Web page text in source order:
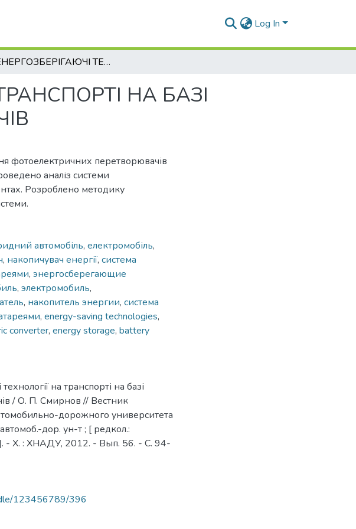
Log In
ЕНЕРГОЗБЕРІГАЮЧІ ТЕХНОЛОГІЇ НА ТРАНСПОРТІ НА БАЗІ ФОТОЕЛЕКТРИЧНИХ ПЕРЕТВОРЮВАЧІВ
НА БАЗІ
фотоелектричних перетворювачів
аналіз системи
Розроблено методику
автомобіль, електромобіль,
, накопичувач енергії, система
, энергосберегающие
, электромобиль,
, накопитель энергии, система
, energy-saving technologies,
converter, energy storage, battery
на транспорті на базі
/ О. П. Смирнов // Вестник
дорожного университета
дор. ун-т ; [ редкол.:
- Х. : ХНАДУ, 2012. - Вып. 56. - C. 94-
123456789/396